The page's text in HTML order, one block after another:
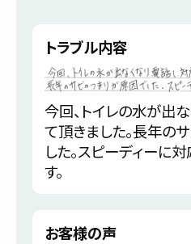
トラブル内容
今回、トイレの水が出
て頂きました。長年の
した。スピーディーに
す。
お客様の声